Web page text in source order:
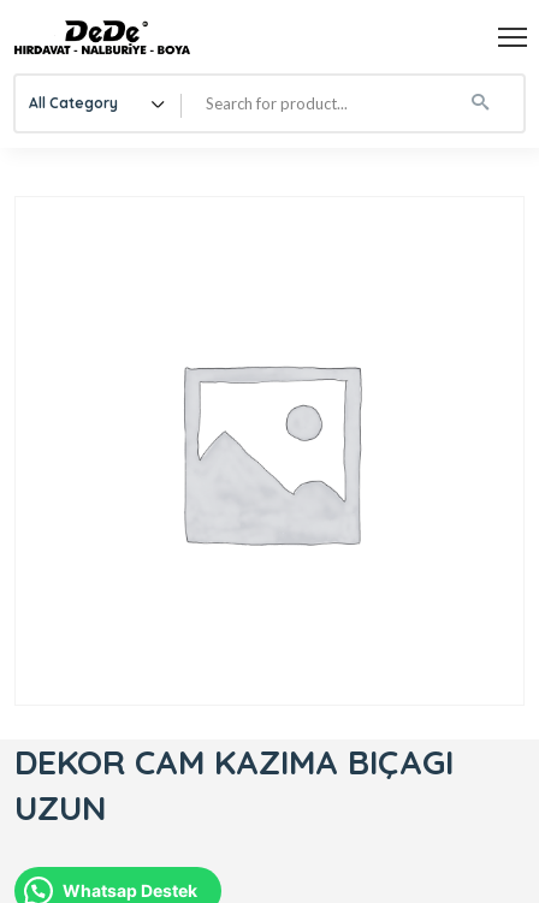
All Category
DEKOR CAM KAZIMA BIÇAGI
UZUN
Whatsap Destek